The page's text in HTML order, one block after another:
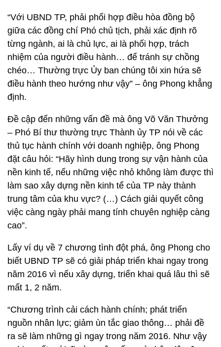
“Với UBND TP, phải phối hợp điều hòa đồng bộ
giữa các đồng chí Phó chủ tịch, phải xác định rõ
từng ngành, ai là chủ lực, ai là phối hợp, trách
nhiệm của người điều hành… để tránh sự chồng
chéo… Thường trực Ủy ban chúng tôi xin hứa sẽ
điều hành theo hướng như vậy” – ông Phong khẳng
định.
Đề cập đến những vấn đề mà ông Võ Văn Thưởng
– Phó Bí thư thường trực Thành ủy TP nói về các
thủ tục hành chính với doanh nghiệp, ông Phong
đặt câu hỏi: “Hãy hình dung trong sự vận hành của
nền kinh tế, nếu những việc nhỏ không làm được thì
làm sao xây dựng nền kinh tế của TP này thành
trung tâm của khu vực? (…) Cách giải quyết công
việc càng ngày phải mang tính chuyên nghiệp càng
cao”.
Lấy ví dụ về 7 chương tình đột phá, ông Phong cho
biết UBND TP sẽ có giải pháp triển khai ngay trong
năm 2016 vì nếu xây dựng, triển khai quá lâu thì sẽ
mất 1, 2 năm.
“Chương trình cải cách hành chính; phát triển
nguồn nhân lực; giảm ùn tắc giao thông… phải đề
ra sẽ làm những gì ngay trong năm 2016. Như vậy